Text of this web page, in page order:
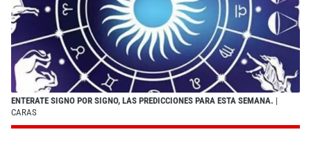
ENTERATE SIGNO POR SIGNO, LAS PREDICCIONES PARA ESTA SEMANA. |
CARAS